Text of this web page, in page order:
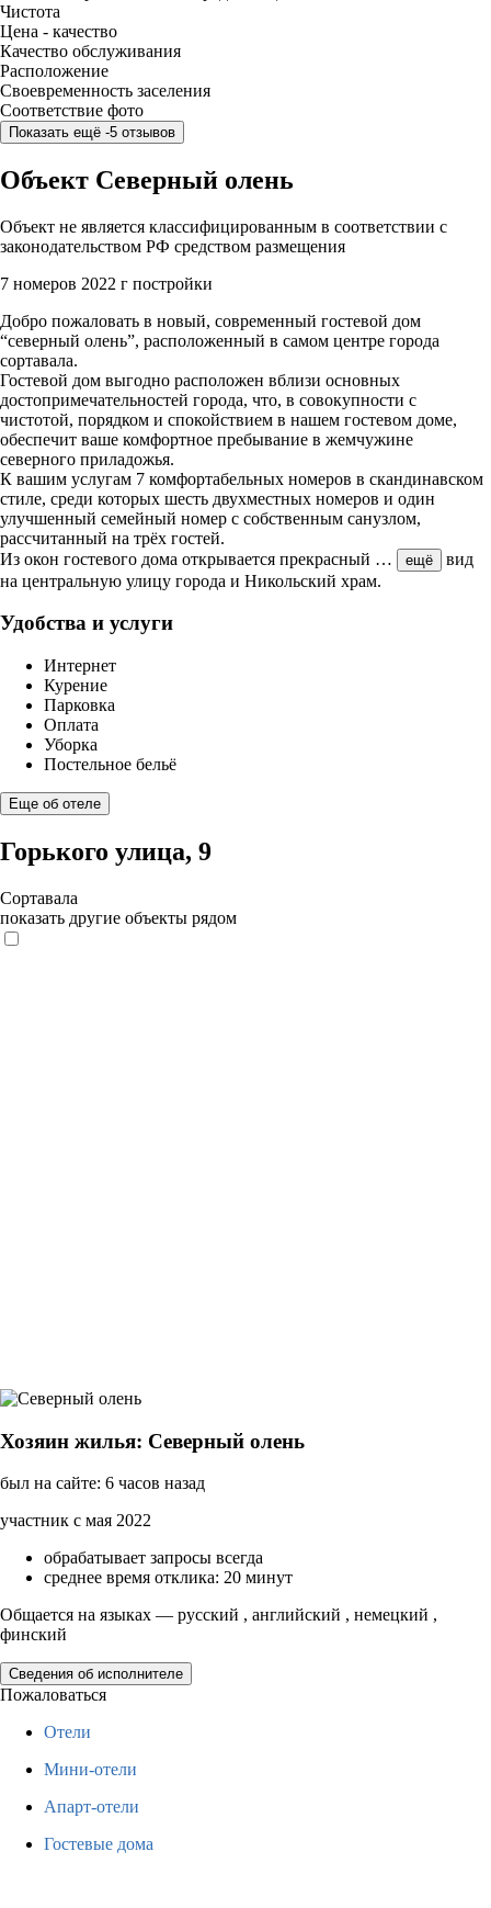
Чистота
Цена - качество
Качество обслуживания
Расположение
Своевременность заселения
Соответствие фото
Показать ещё -5 отзывов
Объект Северный олень
Объект не является классифицированным в соответствии с
законодательством РФ средством размещения
7 номеров 2022 г постройки
Добро пожаловать в новый, современный гостевой дом
“северный олень”, расположенный в самом центре города
сортавала.
Гостевой дом выгодно расположен вблизи основных
достопримечательностей города, что, в совокупности с
чистотой, порядком и спокойствием в нашем гостевом доме,
обеспечит ваше комфортное пребывание в жемчужине
северного приладожья.
К вашим услугам 7 комфортабельных номеров в скандинавском
стиле, среди которых шесть двухместных номеров и один
улучшенный семейный номер с собственным санузлом,
рассчитанный на трёх гостей.
Из окон гостевого дома открывается прекрасный … ещё
вид
на центральную улицу города и Никольский храм.
Удобства и услуги
Интернет
Курение
Парковка
Оплата
Уборка
Постельное бельё
Еще об отеле
Горького улица, 9
Сортавала
показать другие объекты рядом
Хозяин жилья: Северный олень
был на сайте: 6 часов назад
участник с мая 2022
обрабатывает запросы всегда
среднее время отклика: 20 минут
Общается на языках — русский , английский , немецкий ,
финский
Сведения об исполнителе
Пожаловаться
Отели
Мини-отели
Апарт-отели
Гостевые дома